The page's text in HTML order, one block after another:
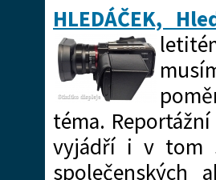
HLEDÁČEK,
téma.
vyjádří i v tom
společenských